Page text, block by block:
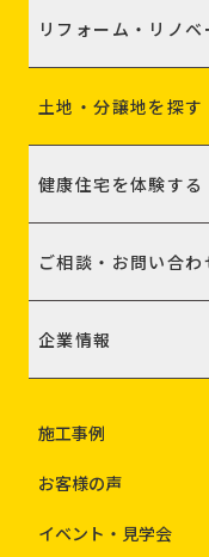
リフォーム・リノ
土地・分譲地を探す
健康住宅を体験する
ご相談・お問い合わ
企業情報
施工事例
お客様の声
イベント・見学会